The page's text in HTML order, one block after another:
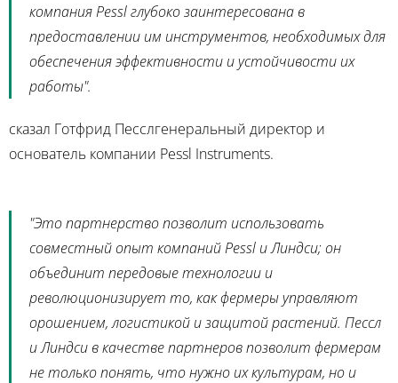
компания Pessl глубоко заинтересована в
предоставлении им инструментов, необходимых для
обеспечения эффективности и устойчивости их
работы".
сказал Готфрид Песслгенеральный директор и
основатель компании Pessl Instruments.
"Это партнерство позволит использовать
совместный опыт компаний Pessl иЛиндси; он
объединит передовые технологии и
революционизирует то, как фермеры управляют
орошением, логистикой и защитой растений. Пессл
иЛиндси в качестве партнеров позволит фермерам
не только понять, что нужно их культурам, но и